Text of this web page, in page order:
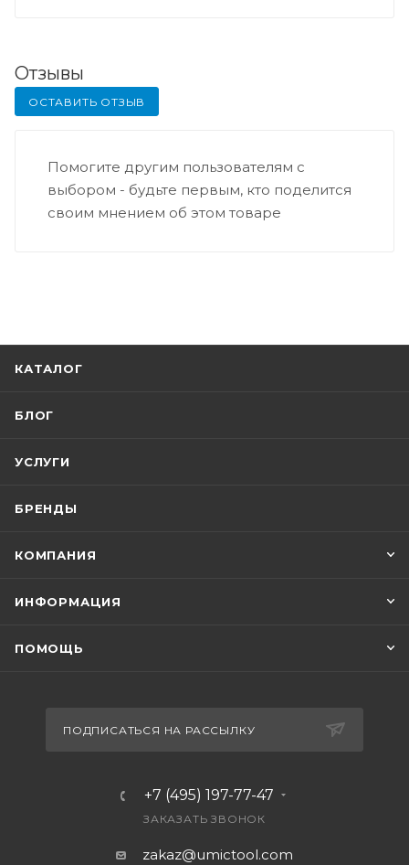
Отзывы
ОСТАВИТЬ ОТЗЫВ
Помогите другим пользователям с
выбором - будьте первым, кто поделится
своим мнением об этом товаре
КАТАЛОГ
БЛОГ
УСЛУГИ
БРЕНДЫ
КОМПАНИЯ
ИНФОРМАЦИЯ
ПОМОЩЬ
ПОДПИСАТЬСЯ НА РАССЫЛКУ
+7 (495) 197-77-47
ЗАКАЗАТЬ ЗВОНОК
zakaz@umictool.com